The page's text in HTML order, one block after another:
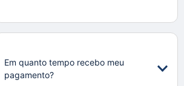
Em quanto tempo recebo meu
pagamento?